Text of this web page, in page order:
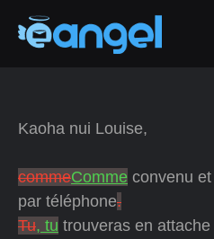
Kaoha nui Louise,
commeComme convenu et
par téléphone.
Tu, tu trouveras en attache